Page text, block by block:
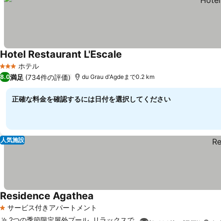
3 ホテルのランク
ホテル
Hotel Restaurant L'Escale
8.0満足 (734件の評価) du Grau d'Agdeまで0.2 km
正確な料金を確認するには日付を選択してください
人気施設
1 ホテルのランク
サービス付きアパートメント
Residence Agathea